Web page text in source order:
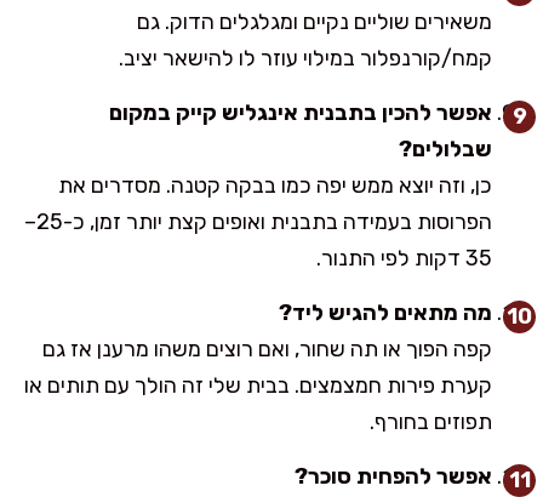
משאירים שוליים נקיים ומגלגלים הדוק. גם
קמח/קורנפלור במילוי עוזר לו להישאר יציב.
אפשר להכין בתבנית אינגליש קייק במקום
שבלולים?
כן, וזה יוצא ממש יפה כמו בבקה קטנה. מסדרים את
הפרוסות בעמידה בתבנית ואופים קצת יותר זמן, כ-25–
35 דקות לפי התנור.
מה מתאים להגיש ליד?
קפה הפוך או תה שחור, ואם רוצים משהו מרענן אז גם
קערת פירות חמצמצים. בבית שלי זה הולך עם תותים או
תפוזים בחורף.
אפשר להפחית סוכר?